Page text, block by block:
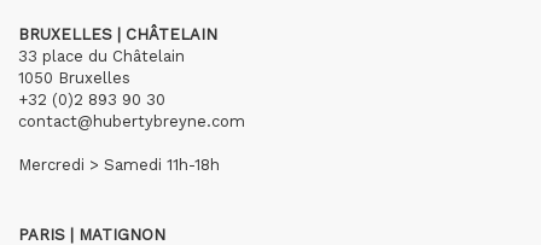
BRUXELLES | CHÂTELAIN
33 place du Châtelain
1050 Bruxelles
+32 (0)2 893 90 30
contact@hubertybreyne.com
Mercredi > Samedi 11h-18h
PARIS | MATIGNON